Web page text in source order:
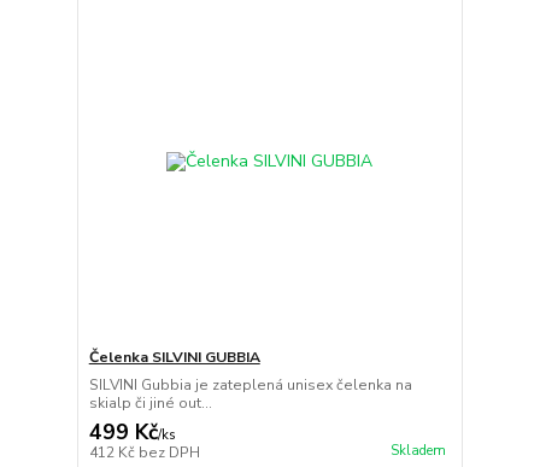
Čelenka SILVINI GUBBIA
SILVINI Gubbia je zateplená unisex čelenka na
skialp či jiné out...
499 Kč/ks
412 Kč bez DPH Skladem